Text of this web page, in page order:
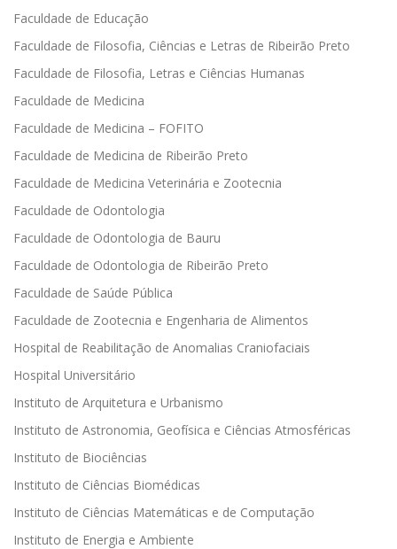
Faculdade de Educação
Faculdade de Filosofia, Ciências e Letras de Ribeirão Preto
Faculdade de Filosofia, Letras e Ciências Humanas
Faculdade de Medicina
Faculdade de Medicina – FOFITO
Faculdade de Medicina de Ribeirão Preto
Faculdade de Medicina Veterinária e Zootecnia
Faculdade de Odontologia
Faculdade de Odontologia de Bauru
Faculdade de Odontologia de Ribeirão Preto
Faculdade de Saúde Pública
Faculdade de Zootecnia e Engenharia de Alimentos
Hospital de Reabilitação de Anomalias Craniofaciais
Hospital Universitário
Instituto de Arquitetura e Urbanismo
Instituto de Astronomia, Geofísica e Ciências Atmosféricas
Instituto de Biociências
Instituto de Ciências Biomédicas
Instituto de Ciências Matemáticas e de Computação
Instituto de Energia e Ambiente